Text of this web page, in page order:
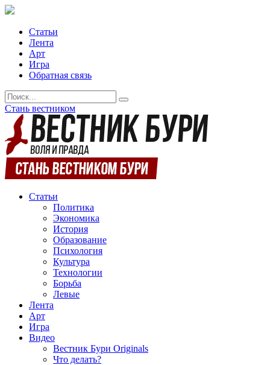
Статьи
Лента
Арт
Игра
Обратная связь
Стань вестником
Статьи
Политика
Экономика
История
Образование
Психология
Культура
Технологии
Борьба
Левые
Лента
Арт
Игра
Видео
Вестник Бури Originals
Что делать?